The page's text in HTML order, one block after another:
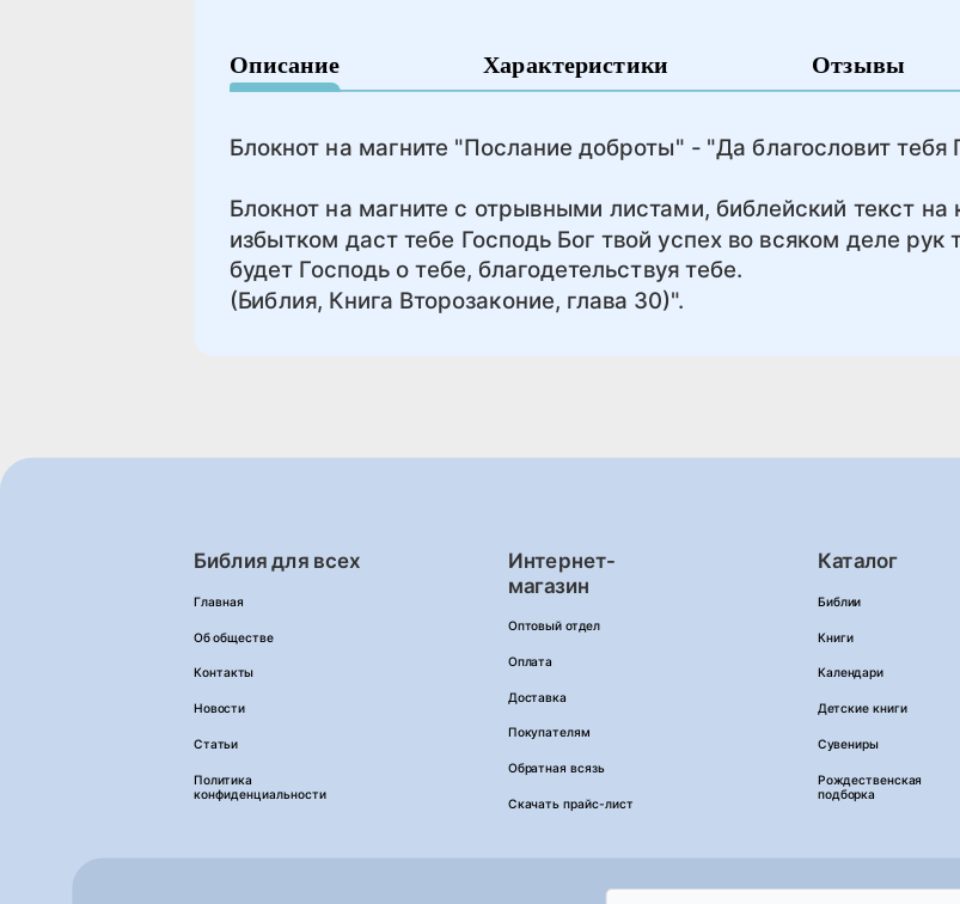
Описание Характеристики Отзывы
Блокнот на магните "Послание доброты" - "Да благословит тебя
Блокнот на магните с отрывными листами, библейский текст
избытком даст тебе Господь Бог твой успех во всяком деле рук
будет Господь о тебе, благодетельствуя тебе.
(Библия, Книга Второзаконие, глава 30)".
Библия для всех
Главная
Об обществе
Контакты
Новости
Статьи
Политика
конфиденциальности
Интернет-
магазин
Оптовый отдел
Оплата
Доставка
Покупателям
Обратная всязь
Скачать прайс-лист
Каталог
Библии
Книги
Календари
Детские книги
Сувениры
Рождественская
подборка